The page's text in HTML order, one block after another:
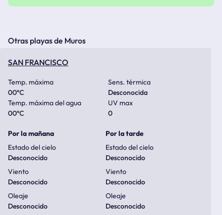
Otras playas de Muros
SAN FRANCISCO
Temp. máxima
00ºC
Sens. térmica
Desconocida
Temp. máxima del agua
00ºC
UV max
0
Por la mañana
Estado del cielo
Desconocido
Viento
Desconocido
Oleaje
Desconocido
Por la tarde
Estado del cielo
Desconocido
Viento
Desconocido
Oleaje
Desconocido